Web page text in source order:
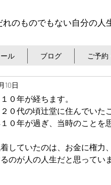
れのものでもない自分の人
ル ブログ ご予約
10日
０年が経ちます。
０代の頃辻堂に住んでい
０年が過ぎ、当時のことを
していたのは、お金に権
のが人の人生だと思って